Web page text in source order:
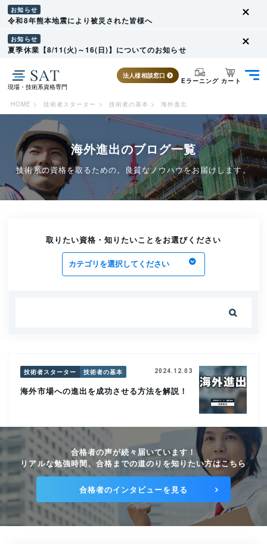
お知らせ
令和8年熊本地震により被災された皆様へ
お知らせ
夏季休業【8/11(火)～16(日)】についてのお知らせ
現場・技術系資格専門
法人様相談窓口
Eラーニング カート
HOME > 技術者スターター > 技術者の基本 > 海外進出
海外進出のブログ一覧
技術系の資格を取るための。良質なノウハウをお届けします。
取りたい資格・知りたいことをお選びください

技術者スターター 技術者の基本 2024.12.03
海外市場への進出を成功させる方法を解説！
合格者の声が続々届いています！
リアルな勉強時間、合格までの道のりを知りたい方はこちら
合格者のインタビューを見る